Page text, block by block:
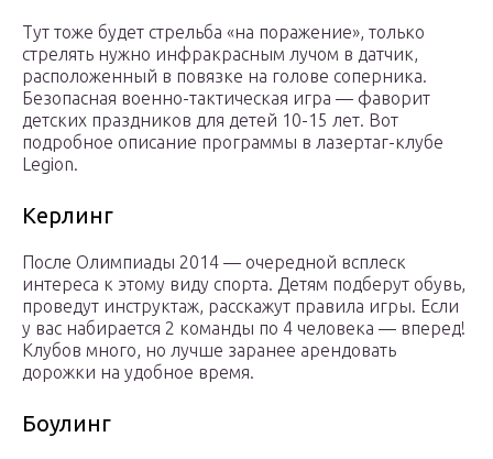
Тут тоже будет стрельба «на поражение», только
стрелять нужно инфракрасным лучом в датчик,
расположенный в повязке на голове соперника.
Безопасная военно-тактическая игра — фаворит
детских праздников для детей 10-15 лет. Вот
подробное описание программы в лазертаг-клубе
Legion.
Керлинг
После Олимпиады 2014 — очередной всплеск
интереса к этому виду спорта. Детям подберут обувь,
проведут инструктаж, расскажут правила игры. Если
у вас набирается 2 команды по 4 человека — вперед!
Клубов много, но лучше заранее арендовать
дорожки на удобное время.
Боулинг